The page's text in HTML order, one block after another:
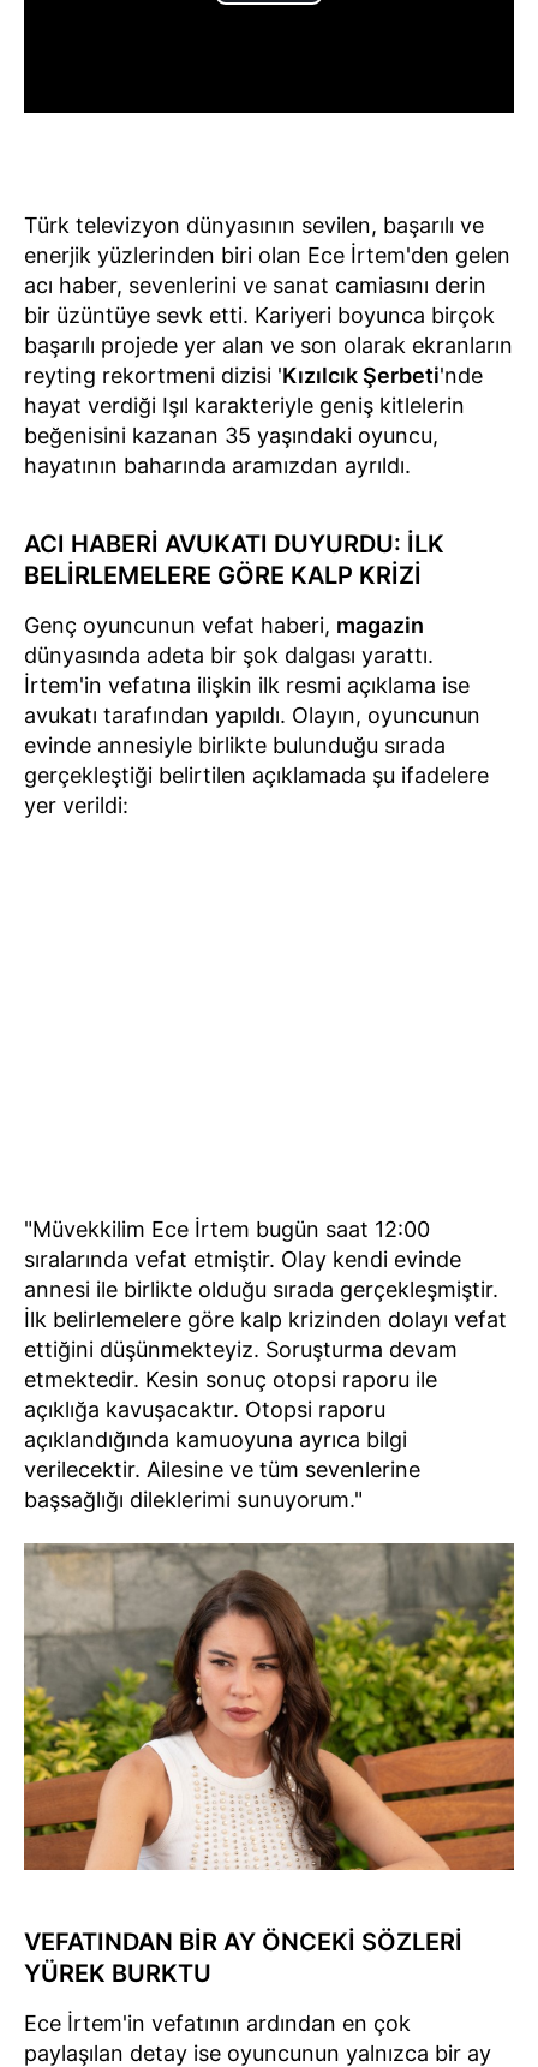
Türk televizyon dünyasının sevilen, başarılı ve
enerjik yüzlerinden biri olan Ece İrtem'den gelen
acı haber, sevenlerini ve sanat camiasını derin
bir üzüntüye sevk etti. Kariyeri boyunca birçok
başarılı projede yer alan ve son olarak ekranların
reyting rekortmeni dizisi 'Kızılcık Şerbeti'nde
hayat verdiği Işıl karakteriyle geniş kitlelerin
beğenisini kazanan 35 yaşındaki oyuncu,
hayatının baharında aramızdan ayrıldı.
ACI HABERİ AVUKATI DUYURDU: İLK
BELİRLEMELERE GÖRE KALP KRİZİ
Genç oyuncunun vefat haberi, magazin
dünyasında adeta bir şok dalgası yarattı.
İrtem'in vefatına ilişkin ilk resmi açıklama ise
avukatı tarafından yapıldı. Olayın, oyuncunun
evinde annesiyle birlikte bulunduğu sırada
gerçekleştiği belirtilen açıklamada şu ifadelere
yer verildi:
"Müvekkilim Ece İrtem bugün saat 12:00
sıralarında vefat etmiştir. Olay kendi evinde
annesi ile birlikte olduğu sırada gerçekleşmiştir.
İlk belirlemelere göre kalp krizinden dolayı vefat
ettiğini düşünmekteyiz. Soruşturma devam
etmektedir. Kesin sonuç otopsi raporu ile
açıklığa kavuşacaktır. Otopsi raporu
açıklandığında kamuoyuna ayrıca bilgi
verilecektir. Ailesine ve tüm sevenlerine
başsağlığı dileklerimi sunuyorum."
VEFATINDAN BİR AY ÖNCEKİ SÖZLERİ
YÜREK BURKTU
Ece İrtem'in vefatının ardından en çok
paylaşılan detay ise oyuncunun yalnızca bir ay